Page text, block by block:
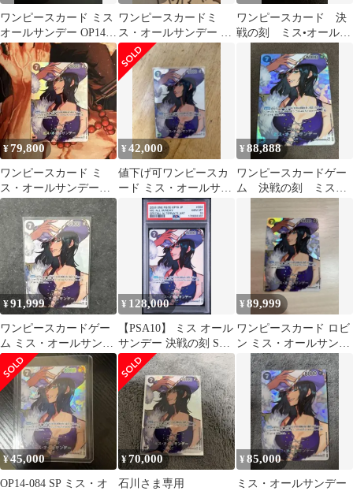
ワンピースカード ミス
オールサンデー OP14-
084 SP 決戦の刻
ワンピースカードミ
ス・オールサンデー SR
ロビン 決戦の刻 ＳＰ
ワンピースカード 決
戦の刻 ミス•オールサ
ンデー SP パラレル
¥79,800
ワンピースカード ミ
ス・オールサンデー
OP14-084 SP 決戦の
刻 美品
¥42,000
値下げ可ワンピースカ
ード ミス・オールサン
デー OP14-084 SP
¥88,888
ワンピースカードゲー
ム 決戦の刻 ミス・
¥91,999
ワンピースカードゲー
ム ミス・オールサンデ
ーSP OP14-084 SR
¥ 128,000
【PSA10】 ミス オール
サンデー 決戦の刻 SP
ワンピースカード
¥89,999
ワンピースカード ロビ
ン ミス・オールサンデ
ー SP OP14-084 決戦
の刻
¥45,000
OP14-084 SP ミス・オ
¥70,000
石川さま専用
¥85,000
ミス・オールサンデー